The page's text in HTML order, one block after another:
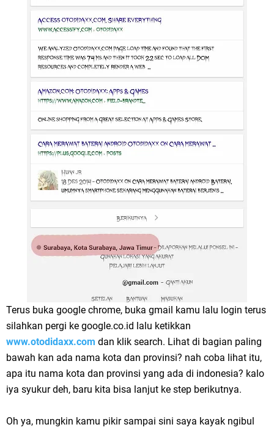
Terus buka google chrome, buka gmail kamu lalu login terus
silahkan pergi ke google.co.id lalu ketikkan
www.otodidaxx.com dan klik search. Lihat di bagian paling
bawah kan ada nama kota dan provinsi? nah coba lihat itu,
apa itu nama kota dan provinsi yang ada di indonesia? kalo
iya syukur deh, baru kita bisa lanjut ke step berikutnya.
Oh ya, mungkin kamu pikir sampai sini saya kayak ngibul